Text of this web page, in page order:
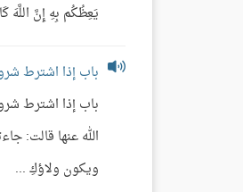
يَعِظُكُم بِهِ إِنَّ اللَّهَ كَانَ
باب إذا اشترط
الله عنها قالت:
ويكون ولاؤكِ ...